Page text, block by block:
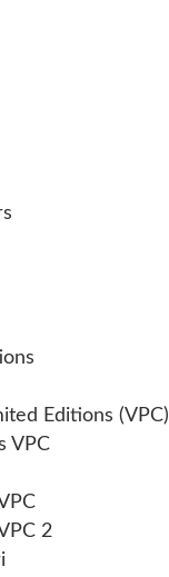
Editions (VPC)
VPC
2